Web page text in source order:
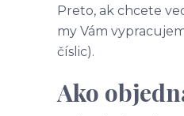
Preto, ak chcete
my Vám
číslic).
Ako